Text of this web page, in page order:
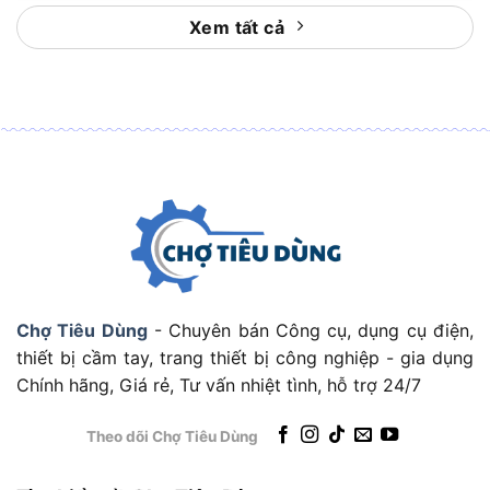
–Thợ cơ khí: cần máy mài mối hàn, cắt sắt thép,
lưỡi kim cương.
Xưởng gia công: cần máy có công suất cao, làm
việc ổn định trong nhiều giờ liên tục, phục vụ đơn
–Người dùng gia đình có nhu cầu nặng: sửa chữa
lớn, cắt/mài vật liệu kích thước lớn trong các dự
Xem tất cả
Chợ Tiêu Dùng- Chuyên bán Công cụ, dụng cụ điện,
thiết bị cầm tay, trang thiết bị công nghiệp - gia dụng
Chính hãng, Giá rẻ, Tư vấn nhiệt tình, hỗ trợ 24/7
Theo dõi Chợ Tiêu Dùng